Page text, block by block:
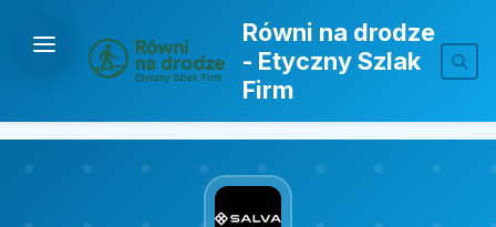
Równi na drodze
- Etyczny Szlak
Firm